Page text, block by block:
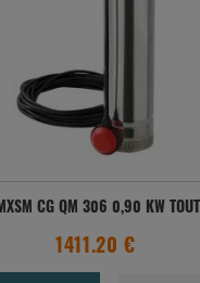
CG QM 306 0,90 KW
1411.20 €